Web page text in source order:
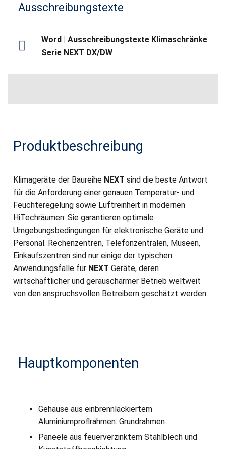
Ausschreibungstexte
Word | Ausschreibungstexte Klimaschränke
Serie NEXT DX/DW
Produktbeschreibung
Klimageräte der Baureihe NEXT sind die beste Antwort
für die Anforderung einer genauen Temperatur- und
Feuchteregelung sowie Luftreinheit in modernen
HiTechräumen. Sie garantieren optimale
Umgebungsbedingungen für elektronische Geräte und
Personal. Rechenzentren, Telefonzentralen, Museen,
Einkaufszentren sind nur einige der typischen
Anwendungsfälle für NEXT Geräte, deren
wirtschaftlicher und geräuscharmer Betrieb weltweit
von den anspruchsvollen Betreibern geschätzt werden.
Hauptkomponenten
Gehäuse aus einbrennlackiertem
Aluminiumproflrahmen. Grundrahmen
Paneele aus feuerverzinktem Stahlblech und